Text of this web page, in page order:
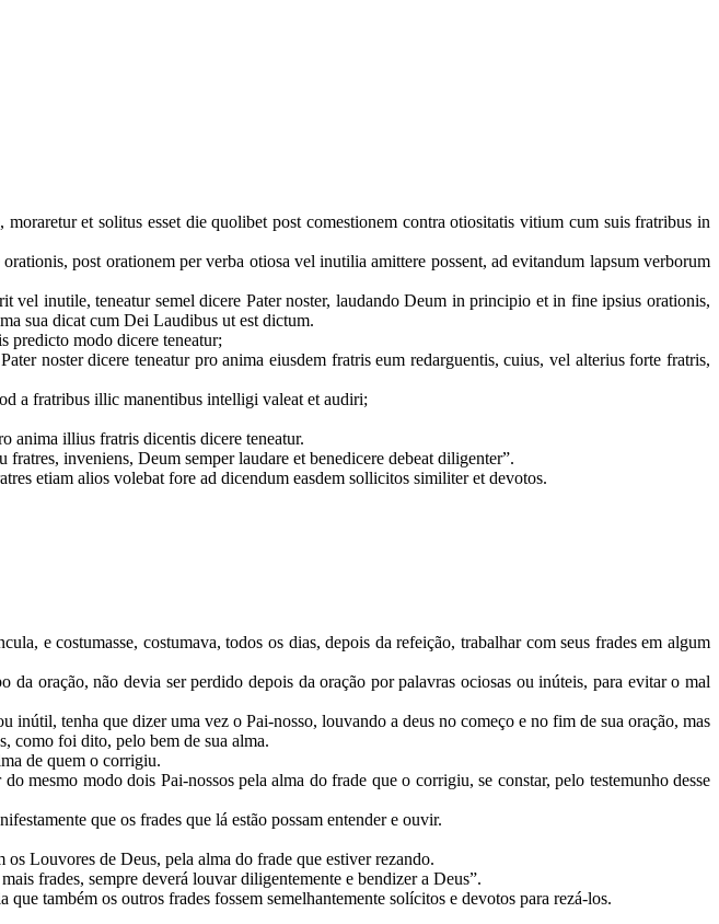
et solitus esset die quolibet post comestionem contra otiositatis vitium cum suis fratribus in
post orationem per verba otiosa vel inutilia amittere possent, ad evitandum lapsum verborum
inutile, teneatur semel dicere Pater noster, laudando Deum in principio et in fine ipsius orationis,
sua dicat cum Dei Laudibus ut est dictum.
predicto modo dicere teneatur;
noster dicere teneatur pro anima eiusdem fratris eum redarguentis, cuius, vel alterius forte fratris,
a fratribus illic manentibus intelligi valeat et audiri;
anima illius fratris dicentis dicere teneatur.
inveniens, Deum semper laudare et benedicere debeat diligenter”.
etiam alios volebat fore ad dicendum easdem sollicitos similiter et devotos.
e costumasse, costumava, todos os dias, depois da refeição, trabalhar com seus frades em algum
oração, não devia ser perdido depois da oração por palavras ociosas ou inúteis, para evitar o mal
tenha que dizer uma vez o Pai-nosso, louvando a deus no começo e no fim de sua oração, mas
como foi dito, pelo bem de sua alma.
de quem o corrigiu.
mesmo modo dois Pai-nossos pela alma do frade que o corrigiu, se constar, pelo testemunho desse
que os frades que lá estão possam entender e ouvir.
Louvores de Deus, pela alma do frade que estiver rezando.
frades, sempre deverá louvar diligentemente e bendizer a Deus”.
também os outros frades fossem semelhantemente solícitos e devotos para rezá-los.